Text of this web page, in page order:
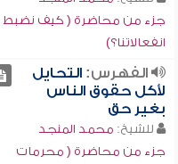
جزء من محاضرة ( كيف نضبط
انفعالاتنا؟)
الفهرس:التحايل
لأكل حقوق الناس
بغير حق
للشيخ: محمد المنجد
جزء من محاضرة ( محرمات